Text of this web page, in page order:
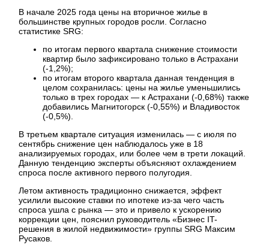
В начале 2025 года цены на вторичное жилье в
большинстве крупных городов росли. Согласно
статистике SRG:
по итогам первого квартала снижение стоимости
квартир было зафиксировано только в Астрахани
(-1,2%);
по итогам второго квартала данная тенденция в
целом сохранилась: цены на жилье уменьшились
только в трех городах — к Астрахани (-0,68%) также
добавились Магнитогорск (-0,55%) и Владивосток
(-0,5%).
В третьем квартале ситуация изменилась — с июля по
сентябрь снижение цен наблюдалось уже в 18
анализируемых городах, или более чем в трети локаций.
Данную тенденцию эксперты объясняют охлаждением
спроса после активного первого полугодия.
Летом активность традиционно снижается, эффект
усилили высокие ставки по ипотеке из-за чего часть
спроса ушла с рынка — это и привело к ускорению
коррекции цен, пояснил руководитель «Бизнес IT-
решения в жилой недвижимости» группы SRG Максим
Русаков.